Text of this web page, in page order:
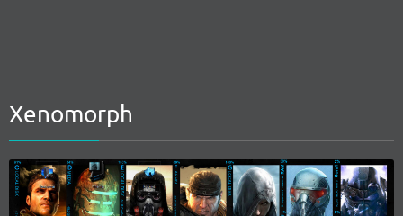
Xenomorph